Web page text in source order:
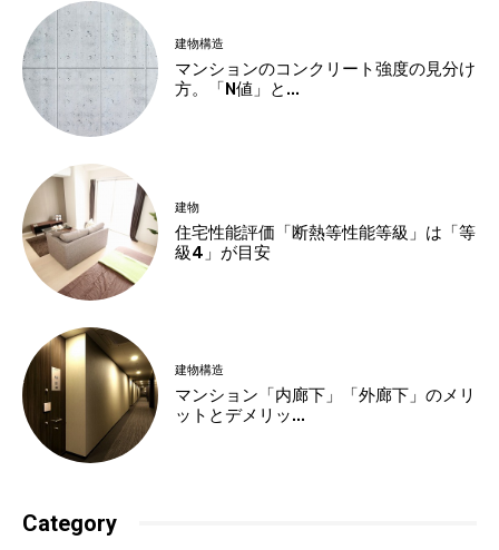
建物構造
マンションのコンクリート強度の見分け
方。「N値」と...
建物
住宅性能評価「断熱等性能等級」は「等
級4」が目安
建物構造
マンション「内廊下」「外廊下」のメリ
ットとデメリッ...
Category